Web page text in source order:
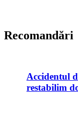
Recomandări
Accidentul
restabilim